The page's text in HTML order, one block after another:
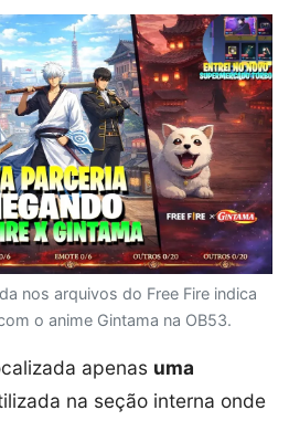
nos arquivos do Free Fire indica
o anime Gintama na OB53.
apenas uma
na seção interna onde